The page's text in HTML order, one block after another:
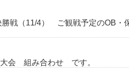
戦（11/4） ご観戦予定のOB
会 組み合わせ です。